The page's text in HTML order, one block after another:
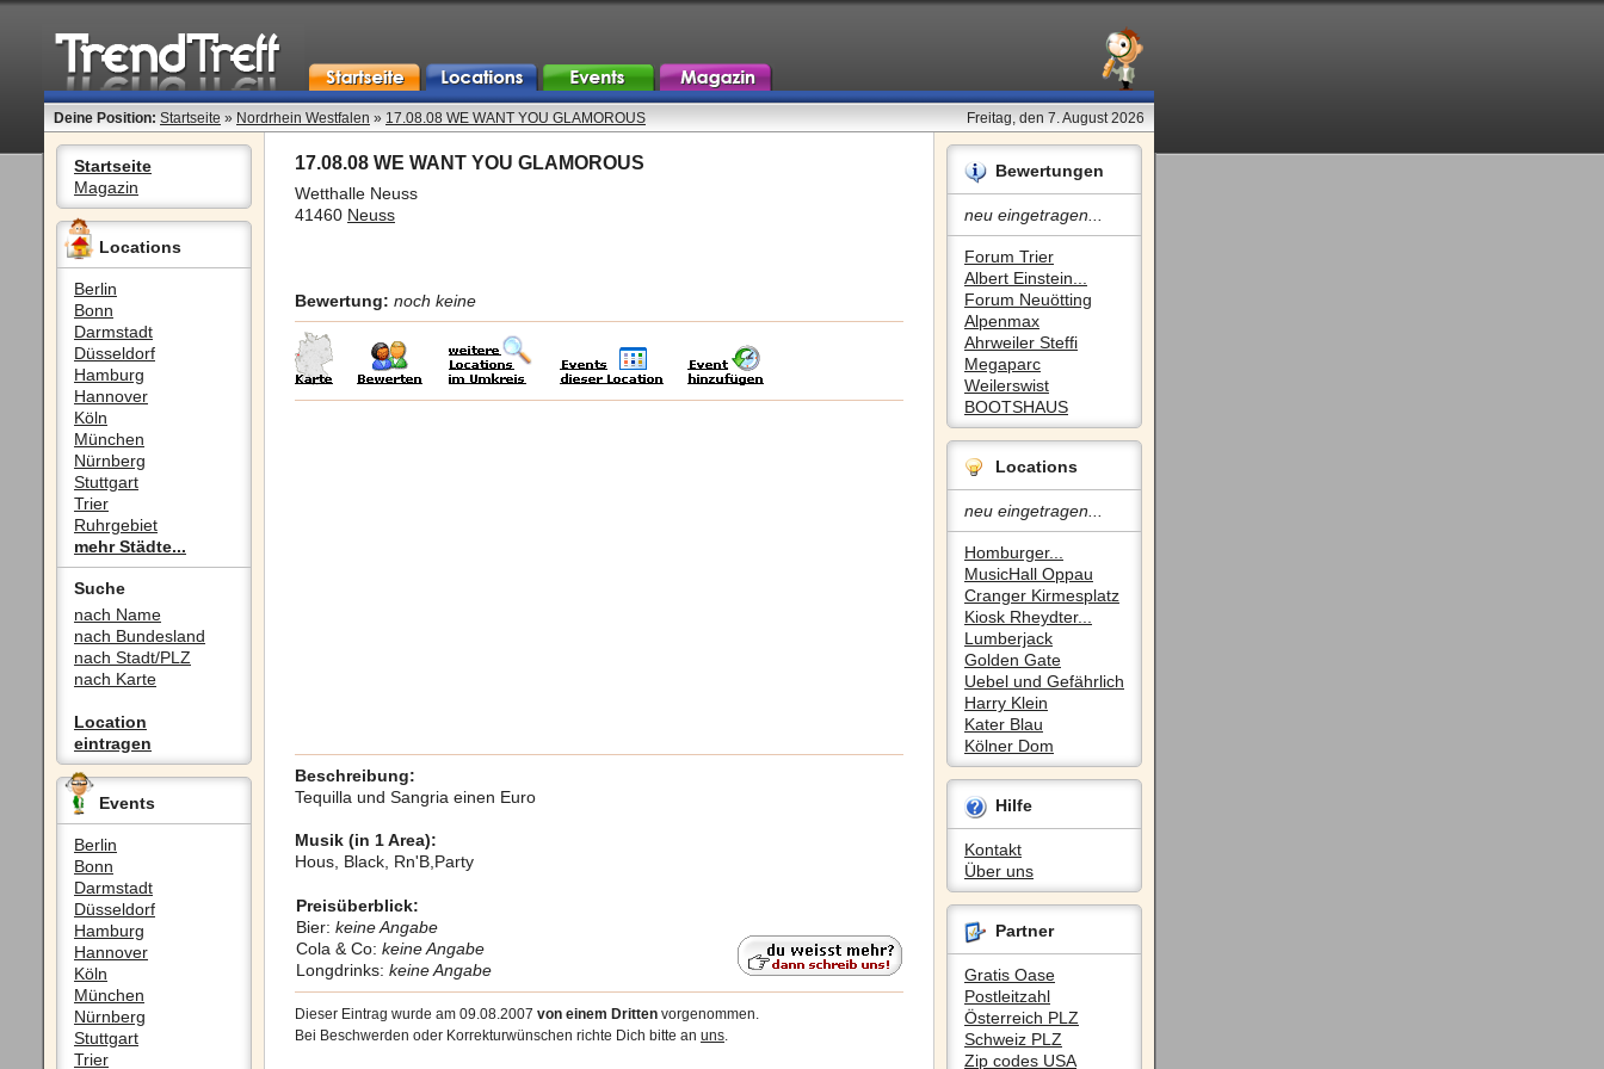
Deine Position: Startseite » Nordrhein Westfalen » 17.08.08 WE WANT YOU GLAMOROUS Freitag, den 7. August 2026
Startseite
Magazin
Locations
Berlin
Bonn
Darmstadt
Düsseldorf
Hamburg
Hannover
Köln
München
Nürnberg
Stuttgart
Trier
Ruhrgebiet
mehr Städte...
Suche
nach Name
nach Bundesland
nach Stadt/PLZ
nach Karte
Location
eintragen
Events
Berlin
Bonn
Darmstadt
Düsseldorf
Hamburg
Hannover
Köln
München
Nürnberg
Stuttgart
Trier
Bewertungen
neu eingetragen...
Forum Trier
Albert Einstein...
Forum Neuötting
Alpenmax
Ahrweiler Steffi
Megaparc
Weilerswist
BOOTSHAUS
Locations
neu eingetragen...
Homburger...
MusicHall Oppau
Cranger Kirmesplatz
Kiosk Rheydter...
Lumberjack
Golden Gate
Uebel und Gefährlich
Harry Klein
Kater Blau
Kölner Dom
Hilfe
Kontakt
Über uns
Partner
Gratis Oase
Postleitzahl
Österreich PLZ
Schweiz PLZ
Zip codes USA
17.08.08 WE WANT YOU GLAMOROUS
Wetthalle Neuss
41460 Neuss
Bewertung: noch keine
Beschreibung:
Tequilla und Sangria einen Euro
Musik (in 1 Area):
Hous, Black, Rn'B,Party
Preisüberblick:
Bier: keine Angabe
Cola & Co: keine Angabe
Longdrinks: keine Angabe
Dieser Eintrag wurde am 09.08.2007 von einem Dritten vorgenommen.
Bei Beschwerden oder Korrekturwünschen richte Dich bitte an uns.